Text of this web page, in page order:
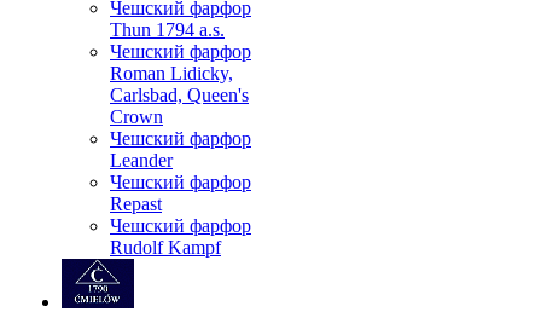
Чешский фарфор
Thun 1794 a.s.
Чешский фарфор
Roman Lidicky,
Carlsbad, Queen's
Crown
Чешский фарфор
Leander
Чешский фарфор
Repast
Чешский фарфор
Rudolf Kampf